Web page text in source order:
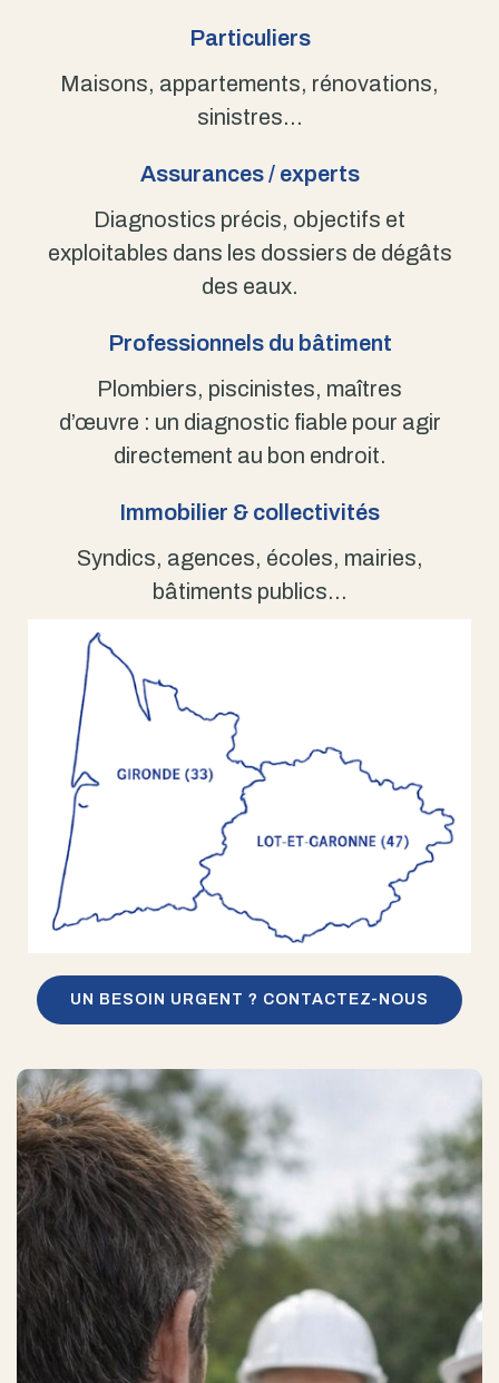
Particuliers
Maisons, appartements, rénovations,
sinistres…
Assurances / experts
Diagnostics précis, objectifs et
exploitables dans les dossiers de dégâts
des eaux.
Professionnels du bâtiment
Plombiers, piscinistes, maîtres
d’œuvre : un diagnostic fiable pour agir
directement au bon endroit.
Immobilier & collectivités
Syndics, agences, écoles, mairies,
bâtiments publics…
UN BESOIN URGENT ? CONTACTEZ-NOUS